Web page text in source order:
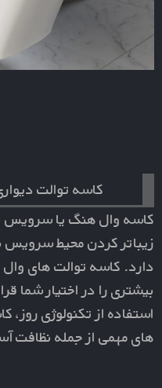
کاسه توالت
کاسه وال هنگ یاسرویس
زیباتر کردن محیط سرویس
دارد. کاسه توالت های
بیشتری را در اختیار شما
استفاده از تکنولوژی
های مهمی از جمله نظافت